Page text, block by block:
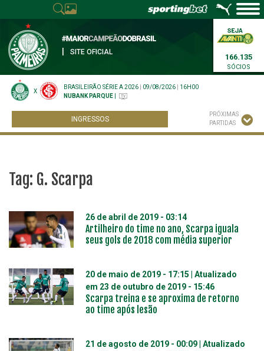
SITE OFICIAL
166.135
SÓCIOS
X
BRASILEIRÃO SÉRIE A 2026 09/08/2026
16H00
NUBANK PARQUE
INGRESSOS
PRÓXIMAS
PARTIDAS
Tag: G. Scarpa
26 de abril de 2019 - 03:14
Artilheiro do time no ano, Scarpa iguala
seus gols de 2018 com média superior
20 de maio de 2019 - 17:15 | Atualizado
em 23 de outubro de 2019 - 15:46
Scarpa treina e se aproxima de retorno
ao time após lesão
21 de agosto de 2019 - 00:09 | Atualizado